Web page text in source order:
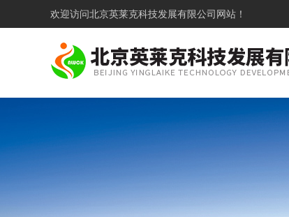
欢迎访问北京英莱克科技发展有限公司网站！